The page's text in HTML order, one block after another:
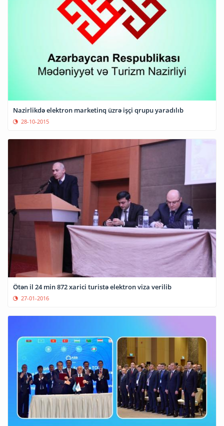
Nazirlikdə elektron marketinq üzrə işçi qrupu yaradılıb
28-10-2015
Ötən il 24 min 872 xarici turistə elektron viza verilib
27-01-2016